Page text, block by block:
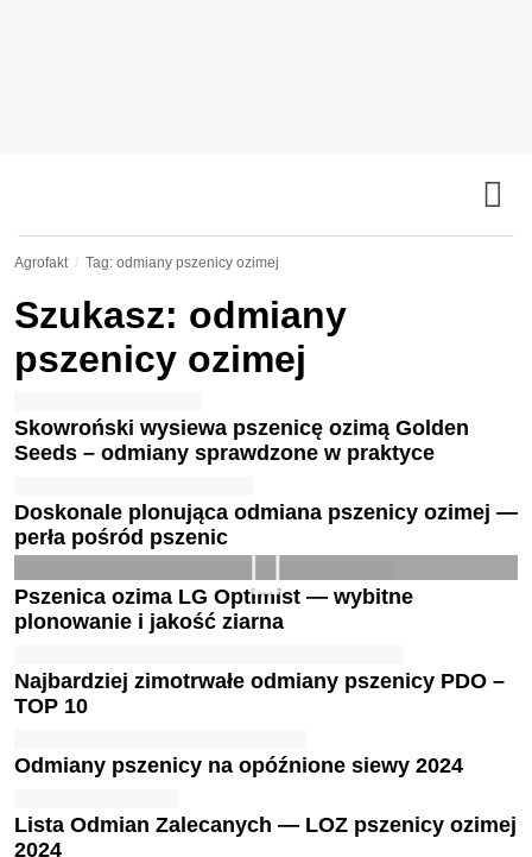
Agrofakt Tag: odmiany pszenicy ozimej
Szukasz: odmiany
pszenicy ozimej
Skowroński wysiewa pszenicę ozimą Golden
Seeds – odmiany sprawdzone w praktyce
Doskonale plonująca odmiana pszenicy ozimej —
perła pośród pszenic
Pszenica ozima LG Optimist — wybitne
plonowanie i jakość ziarna
Najbardziej zimotrwałe odmiany pszenicy PDO –
TOP 10
Odmiany pszenicy na opóźnione siewy 2024
Lista Odmian Zalecanych — LOZ pszenicy ozimej
2024